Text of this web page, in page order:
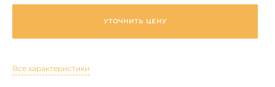
УТОЧНИТЬ ЦЕНУ
Все характеристики